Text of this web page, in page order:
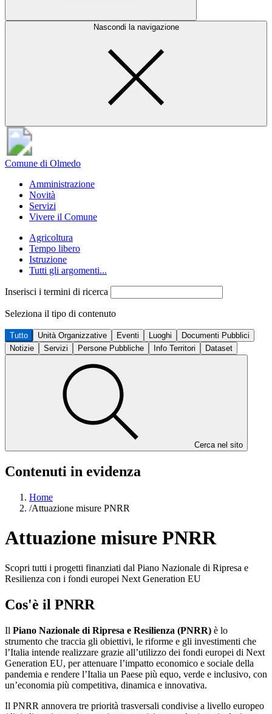
Nascondi la navigazione
Comune di Olmedo
Amministrazione
Novità
Servizi
Vivere il Comune
Agricoltura
Tempo libero
Istruzione
Tutti gli argomenti...
Inserisci i termini di ricerca
Seleziona il tipo di contenuto
Tutto Unità Organizzative Eventi Luoghi
Documenti Pubblici
Notizie
Servizi Persone Pubbliche Info Territori Dataset
Cerca nel sito
Contenuti in evidenza
Home
/Attuazione misure PNRR
Attuazione misure PNRR
Scopri tutti i progetti finanziati dal Piano Nazionale di Ripresa e
Resilienza con i fondi europei Next Generation EU
Cos'è il PNRR
Il Piano Nazionale di Ripresa e Resilienza (PNRR) è lo
strumento che traccia gli obiettivi, le riforme e gli investimenti che
l’Italia intende realizzare grazie all’utilizzo dei fondi europei di Next
Generation EU, per attenuare l’impatto economico e sociale della
pandemia e rendere l’Italia un Paese più equo, verde e inclusivo, con
un’economia più competitiva, dinamica e innovativa.
Il PNRR annovera tre priorità trasversali condivise a livello europeo